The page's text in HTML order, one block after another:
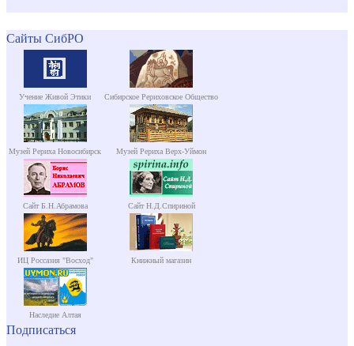
Сайты СибРО
Учение Живой Этики Сибирское Рериховское Общество
Музей Рериха Новосибирск Музей Рериха Верх-Уймон
Сайт Б.Н.Абрамова Сайт Н.Д.Спириной
ИЦ Россазия "Восход" Книжный магазин
Наследие Алтая
Подписаться